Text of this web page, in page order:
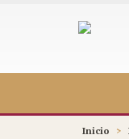
Inicio >